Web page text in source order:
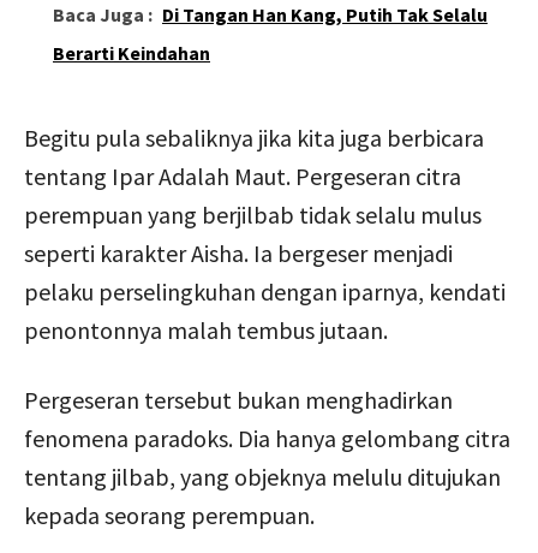
Baca Juga : Di Tangan Han Kang, Putih Tak Selalu
Berarti Keindahan
Begitu pula sebaliknya jika kita juga berbicara
tentang Ipar Adalah Maut. Pergeseran citra
perempuan yang berjilbab tidak selalu mulus
seperti karakter Aisha. Ia bergeser menjadi
pelaku perselingkuhan dengan iparnya, kendati
penontonnya malah tembus jutaan.
Pergeseran tersebut bukan menghadirkan
fenomena paradoks. Dia hanya gelombang citra
tentang jilbab, yang objeknya melulu ditujukan
kepada seorang perempuan.